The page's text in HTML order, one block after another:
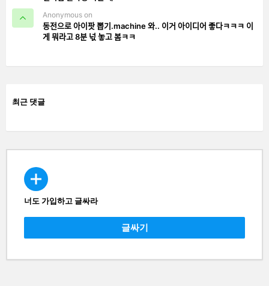
Anonymous on
동전으로 아이팟 뽑기.machine 와.. 이거 아이디어 좋다ㅋㅋㅋ 이
게 뭐라고 8분 넋 놓고 봄ㅋㅋ
최근 댓글
CREATE
너도 가입하고 글싸라
글싸기